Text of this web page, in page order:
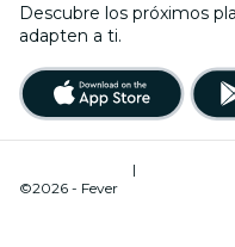
Descubre los próximos
adapten a ti.
|
©2026 - Fever